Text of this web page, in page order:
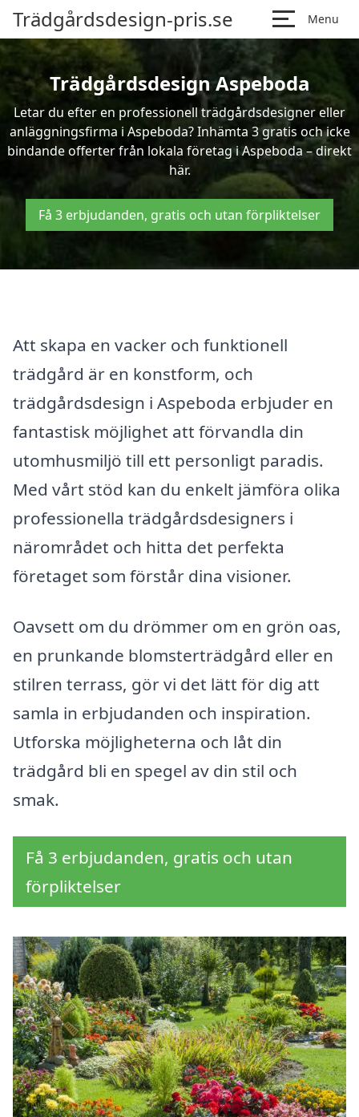
Trädgårdsdesign-pris.se Menu
Trädgårdsdesign Aspeboda
Letar du efter en professionell trädgårdsdesigner eller
anläggningsfirma i Aspeboda? Inhämta 3 gratis och icke
bindande offerter från lokala företag i Aspeboda – direkt
här.
Få 3 erbjudanden, gratis och utan förpliktelser
Att skapa en vacker och funktionell
trädgård är en konstform, och
trädgårdsdesign i Aspeboda erbjuder en
fantastisk möjlighet att förvandla din
utomhusmiljö till ett personligt paradis.
Med vårt stöd kan du enkelt jämföra olika
professionella trädgårdsdesigners i
närområdet och hitta det perfekta
företaget som förstår dina visioner.
Oavsett om du drömmer om en grön oas,
en prunkande blomsterträdgård eller en
stilren terrass, gör vi det lätt för dig att
samla in erbjudanden och inspiration.
Utforska möjligheterna och låt din
trädgård bli en spegel av din stil och
smak.
Få 3 erbjudanden, gratis och utan
förpliktelser